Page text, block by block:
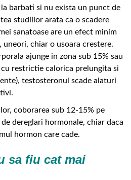
barbati si nu exista un punct de
studiilor arata ca o scadere
sanatoase are un efect minim
chiar o usoara crestere.
ajunge in zona sub 15% sau
restrictie calorica prelungita si
testosteronul scade alaturi
coborarea sub 12-15% pe
dereglari hormonale, chiar daca
hormon care cade.
sa fiu cat mai